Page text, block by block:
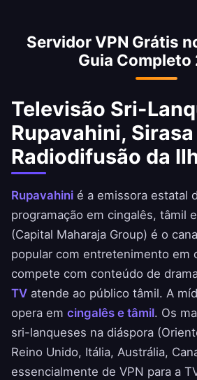
contorna esses bloqueios
Instale antes que interrupções
manter a comunicação.
Servidor VPN Grátis
Guia Completo
Televisão Sri-
Rupavahini, Sirasa
Radiodifusão da
Rupavahini é a emissora estatal
programação em cingalês, tâmil
(Capital Maharaja Group) é o
popular com entretenimento em
compete com conteúdo de
TV atende ao público tâmil. A
opera em cingalês e tâmil. Os
sri-lanqueses na diáspora
Reino Unido, Itália, Austrália,
essencialmente de VPN para a